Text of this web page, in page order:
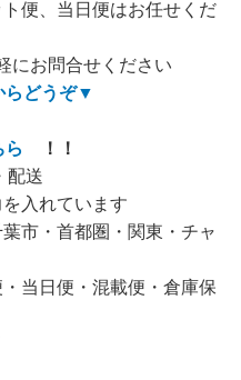
便、当日便はお任せくだ
お問合せください
らどうぞ▼
ら
！！
配送
入れています
市・首都圏・関東・チャ
当日便・混載便・倉庫保